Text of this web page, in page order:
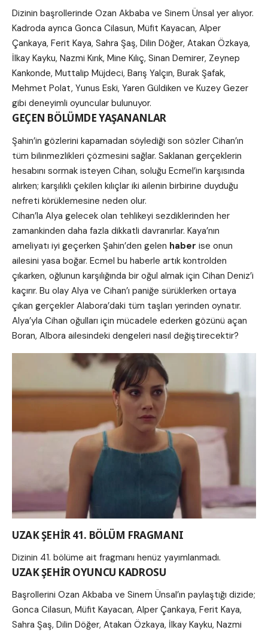
Dizinin başrollerinde Ozan Akbaba ve Sinem Ünsal yer alıyor.
Kadroda ayrıca Gonca Cilasun, Müfit Kayacan, Alper
Çankaya, Ferit Kaya, Sahra Şaş, Dilin Döğer, Atakan Özkaya,
İlkay Kayku, Nazmi Kırık, Mine Kılıç, Sinan Demirer, Zeynep
Kankonde, Muttalip Müjdeci, Barış Yalçın, Burak Şafak,
Mehmet Polat, Yunus Eski, Yaren Güldiken ve Kuzey Gezer
gibi deneyimli oyuncular bulunuyor.
GEÇEN BÖLÜMDE YAŞANANLAR
Şahin’in gözlerini kapamadan söylediği son sözler Cihan’ın
tüm bilinmezlikleri çözmesini sağlar. Saklanan gerçeklerin
hesabını sormak isteyen Cihan, soluğu Ecmel’in karşısında
alırken; karşılıklı çekilen kılıçlar iki ailenin birbirine duyduğu
nefreti körüklemesine neden olur.
Cihan’la Alya gelecek olan tehlikeyi sezdiklerinden her
zamankinden daha fazla dikkatli davranırlar. Kaya’nın
ameliyatı iyi geçerken Şahin’den gelen haber ise onun
ailesini yasa boğar. Ecmel bu haberle artık kontrolden
çıkarken, oğlunun karşılığında bir oğul almak için Cihan Deniz’i
kaçırır. Bu olay Alya ve Cihan’ı paniğe sürüklerken ortaya
çıkan gerçekler Alabora’daki tüm taşları yerinden oynatır.
Alya’yla Cihan oğulları için mücadele ederken gözünü açan
Boran, Albora ailesindeki dengeleri nasıl değiştirecektir?
UZAK ŞEHİR 41. BÖLÜM FRAGMANI
Dizinin 41. bölüme ait fragmanı henüz yayımlanmadı.
UZAK ŞEHİR OYUNCU KADROSU
Başrollerini Ozan Akbaba ve Sinem Ünsal’ın paylaştığı dizide;
Gonca Cilasun, Müfit Kayacan, Alper Çankaya, Ferit Kaya,
Sahra Şaş, Dilin Döğer, Atakan Özkaya, İlkay Kayku, Nazmi